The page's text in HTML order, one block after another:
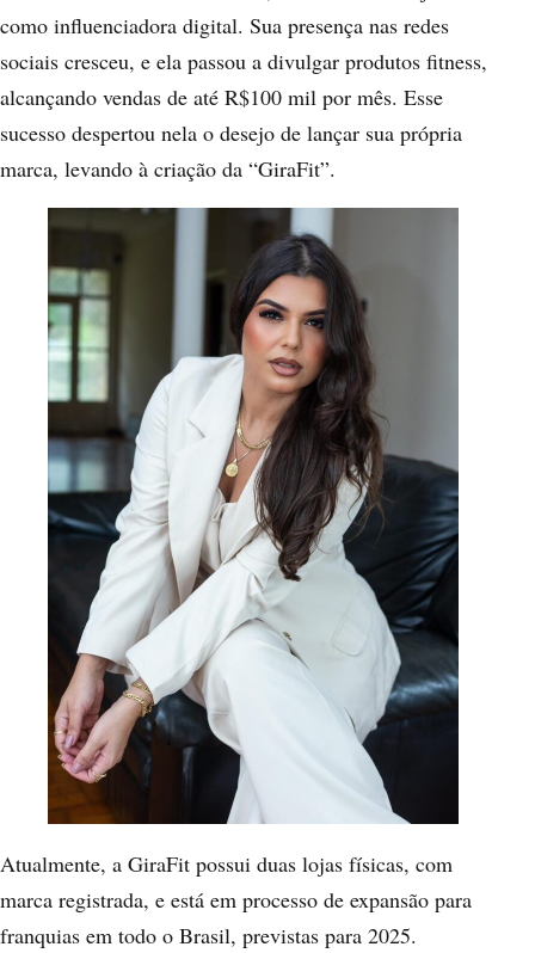
como influenciadora digital. Sua presença nas redes
sociais cresceu, e ela passou a divulgar produtos fitness,
alcançando vendas de até R$100 mil por mês. Esse
sucesso despertou nela o desejo de lançar sua própria
marca, levando à criação da “GiraFit”.
Atualmente, a GiraFit possui duas lojas físicas, com
marca registrada, e está em processo de expansão para
franquias em todo o Brasil, previstas para 2025.